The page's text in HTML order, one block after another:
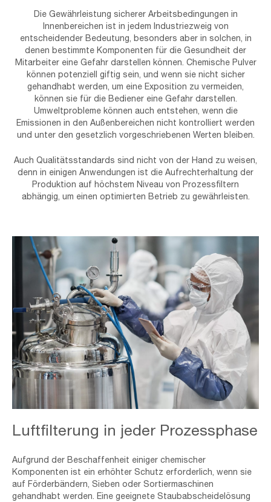
Die Gewährleistung sicherer Arbeitsbedingungen in
Innenbereichen ist in jedem Industriezweig von
entscheidender Bedeutung, besonders aber in solchen, in
denen bestimmte Komponenten für die Gesundheit der
Mitarbeiter eine Gefahr darstellen können. Chemische Pulver
können potenziell giftig sein, und wenn sie nicht sicher
gehandhabt werden, um eine Exposition zu vermeiden,
können sie für die Bediener eine Gefahr darstellen.
Umweltprobleme können auch entstehen, wenn die
Emissionen in den Außenbereichen nicht kontrolliert werden
und unter den gesetzlich vorgeschriebenen Werten bleiben.
Auch Qualitätsstandards sind nicht von der Hand zu weisen,
denn in einigen Anwendungen ist die Aufrechterhaltung der
Produktion auf höchstem Niveau von Prozessfiltern
abhängig, um einen optimierten Betrieb zu gewährleisten.
Luftfilterung in jeder Prozessphase
Aufgrund der Beschaffenheit einiger chemischer
Komponenten ist ein erhöhter Schutz erforderlich, wenn sie
auf Förderbändern, Sieben oder Sortiermaschinen
gehandhabt werden. Eine geeignete Staubabscheidelösung